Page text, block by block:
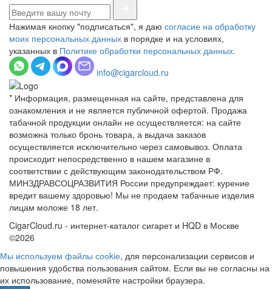
Нажимая кнопку "подписаться", я даю согласие на обработку
моих персональных данных в порядке и на условиях,
указанных в Политике обработки персональных данных.
info@cigarcloud.ru
* Информация, размещенная на сайте, представлена для
ознакомления и не является публичной офертой. Продажа
табачной продукции онлайн не осуществляется: на сайте
возможна только бронь товара, а выдача заказов
осуществляется исключительно через самовывоз. Оплата
происходит непосредственно в нашем магазине в
соответствии с действующим законодательством РФ.
МИНЗДРАВСОЦРАЗВИТИЯ России предупреждает: курение
вредит вашему здоровью! Мы не продаем табачные изделия
лицам моложе 18 лет.
CigarCloud.ru - интернет-каталог сигарет и HQD в Москве
©2026
Мы используем файлы сооkіе, для персонализации сервисов и
повышения удобства пользования сайтом. Если вы не согласны на
их использование, поменяйте настройки браузера.